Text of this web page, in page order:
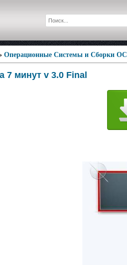
Операционные Системы и Сборки ОС
7 минут v 3.0 Final